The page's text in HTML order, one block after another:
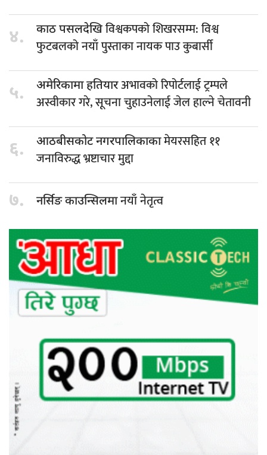
४. काठ पसलदेखिविश्वकपको शिखरसम्म: विश्व
फुटबलको नयाँ पुस्ताका नायक पाउ कुबार्सी
५. अमेरिकामा हतियारअभावको रिपोर्टलाई ट्रम्पले
अस्वीकार गरे, सूचना चुहाउनेलाई जेल हाल्ने चेतावनी
६. आठबीसकोट नगरपालिकाकामेयरसहित ११
जनाविरुद्ध भ्रष्टाचार मुद्दा
७. नर्सिङ काउन्सिलमानयाँ नेतृत्व